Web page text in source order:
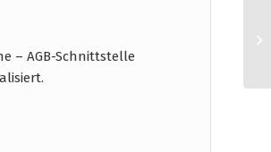
– AGB-Schnittstelle